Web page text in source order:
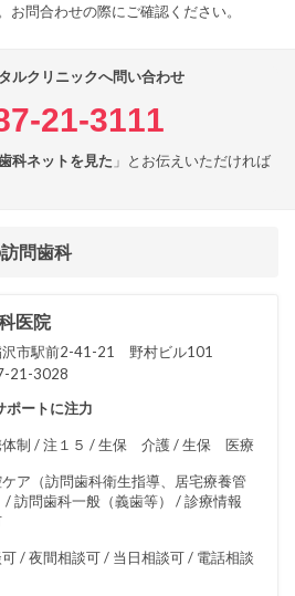
お問合わせの際にご確認ください。
ルクリニックへ問い合わせ
21-3111
科ネットを見た 」とお伝えいただければ
問歯科
医院
沢市駅前2-41-21 野村ビル101
21-3028
ポートに注力
体制 / 注１５ / 生保 介護 / 生保 医療
ア（訪問歯科衛生指導、居宅療養管
/ 訪問歯科一般（義歯等） / 診療情報
/ 夜間相談可 / 当日相談可 / 電話相談